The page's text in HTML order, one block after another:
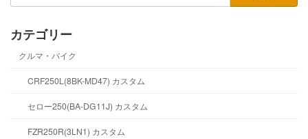
カテゴリー
クルマ・バイク
CRF250L(8BK-MD47) カスタム
セロー250(BA-DG11J) カスタム
FZR250R(3LN1) カスタム